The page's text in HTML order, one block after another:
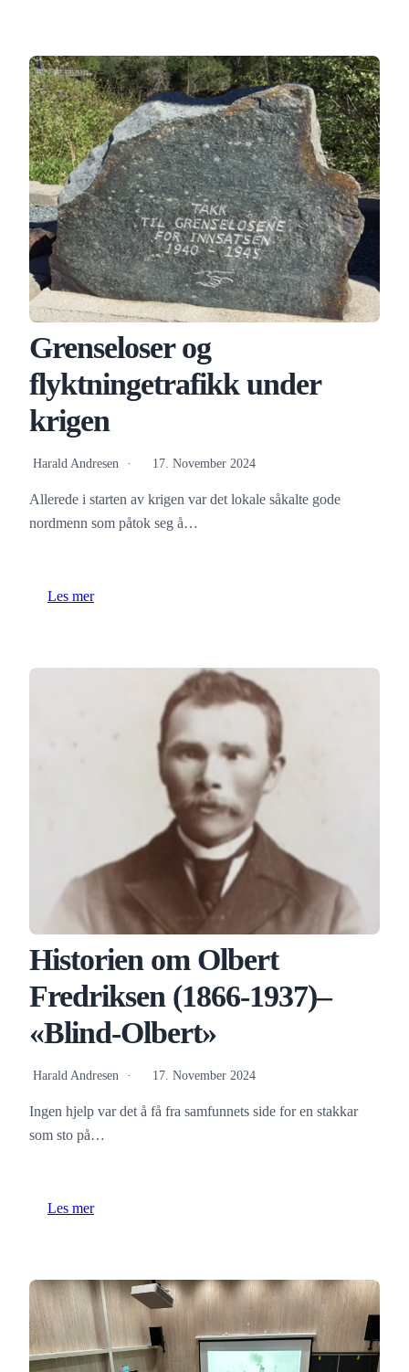
Grenseloser og
flyktningetrafikk under
krigen
Harald Andresen 17. November 2024
Allerede i starten av krigen var det lokale såkalte gode
nordmenn som påtok seg å…
Les mer
Historien om Olbert
Fredriksen (1866-1937)–
«Blind-Olbert»
Harald Andresen 17. November 2024
Ingen hjelp var det å få fra samfunnets side for en stakkar
som sto på…
Les mer